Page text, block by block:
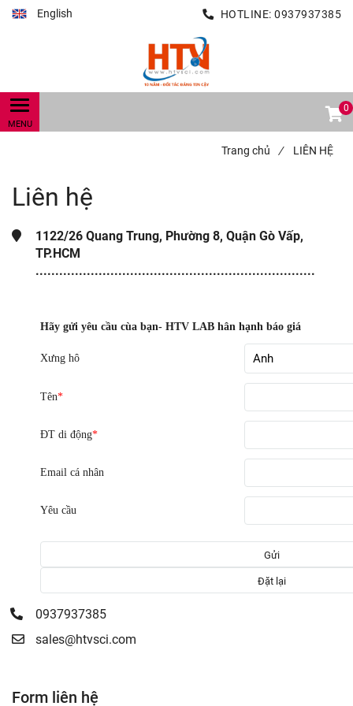
English HOTLINE: 0937937385
0
Trang chủ / LIÊN HỆ
Liên hệ
1122/26 Quang Trung, Phường 8, Quận Gò Vấp,
TP.HCM
.......................................................................
Hãy gửi yêu cầu cùa bạn- HTV LAB hân hạnh báo giá
Xưng hô
Tên*
ĐT di động*
Email cá nhân
Yêu cầu
0937937385
sales@htvsci.com
Form liên hệ